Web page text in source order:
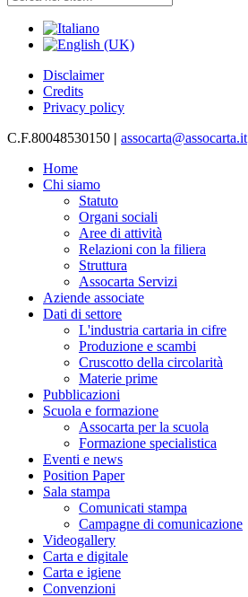
Disclaimer
Credits
Privacy policy
C.F.80048530150 | assocarta@assocarta.it
Home
Chi siamo
Statuto
Organi sociali
Aree di attività
Relazioni con la filiera
Struttura
Assocarta Servizi
Aziende associate
Dati di settore
L'industria cartaria in cifre
Produzione e scambi
Cruscotto della circolarità
Materie prime
Pubblicazioni
Scuola e formazione
Assocarta per la scuola
Formazione specialistica
Eventi e news
Position Paper
Sala stampa
Comunicati stampa
Campagne di comunicazione
Videogallery
Carta e digitale
Carta e igiene
Convenzioni